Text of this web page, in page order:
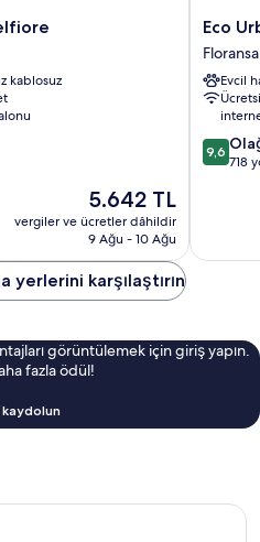
kablosuz
Güncel
fiyat:
5.642 TL
5.642 TL
vergiler ve ücretler dâhildir
9 Ağu - 10 Ağu
Eco
Urban
B&B
Floransa
Tarihi
Merkezi
Eco
Evcil
10
9,6
718
yerlerini karşılaştırın
görüntülemek için giriş yapın.
fazla ödül!